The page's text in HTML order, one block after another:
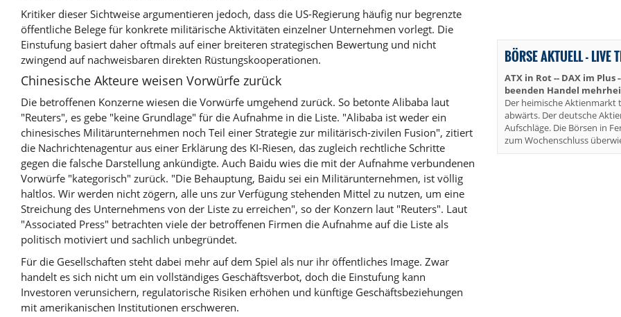
Kritiker dieser Sichtweise argumentieren jedoch, dass die US-Regierung häufig nur begrenzte
öffentliche Belege für konkrete militärische Aktivitäten einzelner Unternehmen vorlegt. Die
Einstufung basiert daher oftmals auf einer breiteren strategischen Bewertung und nicht
zwingend auf nachweisbaren direkten Rüstungskooperationen.
Chinesische Akteure weisen Vorwürfe zurück
Die betroffenen Konzerne wiesen die Vorwürfe umgehend zurück. So betonte Alibaba laut
"Reuters", es gebe "keine Grundlage" für die Aufnahme in die Liste. "Alibaba ist weder ein
chinesisches Militärunternehmen noch Teil einer Strategie zur militärisch-zivilen Fusion", zitiert
die Nachrichtenagentur aus einer Erklärung des KI-Riesen, das zugleich rechtliche Schritte
gegen die falsche Darstellung ankündigte. Auch Baidu wies die mit der Aufnahme verbundenen
Vorwürfe "kategorisch" zurück. "Die Behauptung, Baidu sei ein Militärunternehmen, ist völlig
haltlos. Wir werden nicht zögern, alle uns zur Verfügung stehenden Mittel zu nutzen, um eine
Streichung des Unternehmens von der Liste zu erreichen", so der Konzern laut "Reuters". Laut
"Associated Press" betrachten viele der betroffenen Firmen die Aufnahme auf die Liste als
politisch motiviert und sachlich unbegründet.
Für die Gesellschaften steht dabei mehr auf dem Spiel als nur ihr öffentliches Image. Zwar
handelt es sich nicht um ein vollständiges Geschäftsverbot, doch die Einstufung kann
Investoren verunsichern, regulatorische Risiken erhöhen und künftige Geschäftsbeziehungen
mit amerikanischen Institutionen erschweren.
BÖRSE AKTUELL - LIVE
ATX in Rot -- DAX im Plus
beenden Handel
Der heimische Aktienmarkt
abwärts. Der deutsche
Aufschläge. Die Börsen in
zum Wochenschluss